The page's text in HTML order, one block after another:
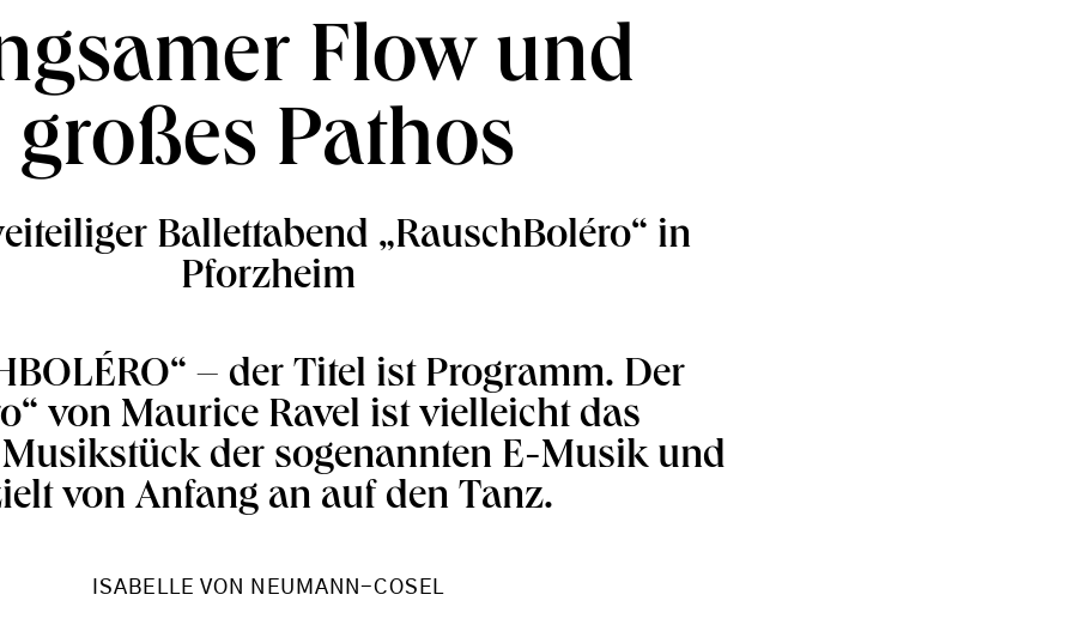
Flow und
großes Pathos
Ballettabend „RauschBoléro“ in
Pforzheim
– der Titel ist Programm. Der
von Maurice Ravel ist vielleicht das
der sogenannten E-Musik und
von Anfang an auf den Tanz.
ISABELLE VON NEUMANN-COSEL